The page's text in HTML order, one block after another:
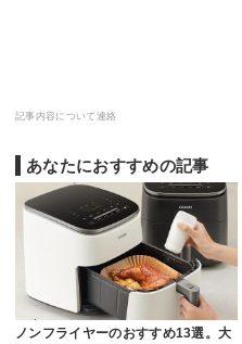
記事内容について連絡
あなたにおすすめの記事
ノンフライヤーのおすすめ13選。大